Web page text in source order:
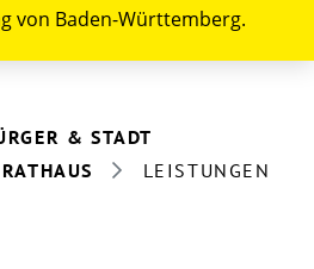
von Baden-Württemberg.
& STADT
LEISTUNGEN